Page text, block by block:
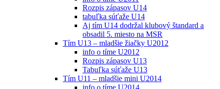
Rozpis zápasov U14
tabuľka súťaže U14
Aj tím U14 dodržal klubový štandard a
obsadil 5. miesto na MSR
Tím U13 – mladšie žiačky U2012
info o tíme U2012
Rozpis zápasov U13
Tabuľka súťaže U13
Tím U11 – mladšie mini U2014
info o tíme U2014